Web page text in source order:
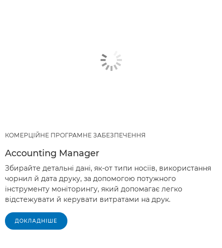
КОМЕРЦІЙНЕ ПРОГРАМНЕ ЗАБЕЗПЕЧЕННЯ
Accounting Manager
Збирайте детальні дані, як-от типи носіїв, використання
чорнил й дата друку, за допомогою потужного
інструменту моніторингу, який допомагає легко
відстежувати й керувати витратами на друк.
ДОКЛАДНІШЕ